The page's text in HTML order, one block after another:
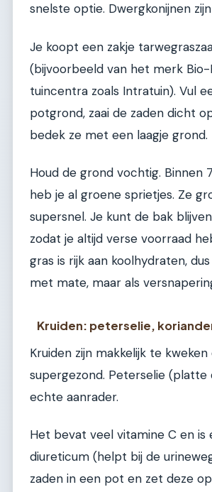
snelste optie. Dwergkonijnen
Je koopt een zakje
(bijvoorbeeld van het merk
tuincentra zoals Intratuin). Vul
potgrond, zaai de zaden dicht
bedek ze met een laagje grond.
Houd de grond vochtig. Binnen
heb je al groene sprietjes. Ze
supersnel. Je kunt de bak
zodat je altijd verse voorraad
gras is rijk aan koolhydraten,
met mate, maar als
Kruiden: peterselie,
Kruiden zijn makkelijk te kweken
supergezond. Peterselie (platte
echte aanrader.
Het bevat veel vitamine C en is
diureticum (helpt bij de
zaden in een pot en zet deze